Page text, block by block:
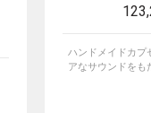
ハンドメイドカプ
アなサウンドをも